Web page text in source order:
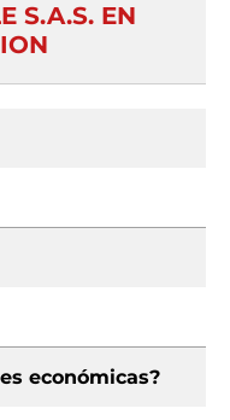
S.A.S. EN
económicas?